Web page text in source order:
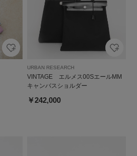
URBAN RESEARCH
VINTAGE エルメス00SエールMM
キャンバスショルダー
￥242,000